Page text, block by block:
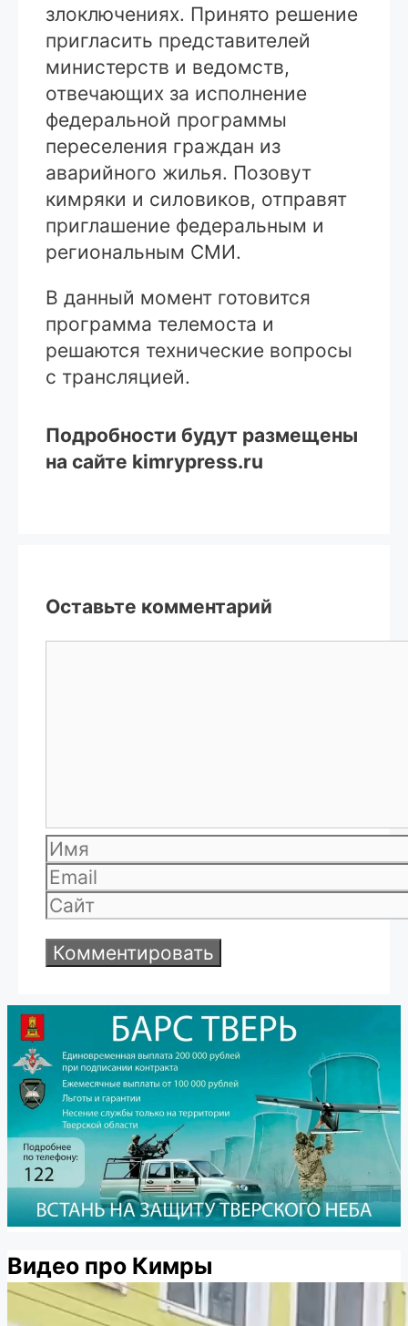
злоключениях. Принято решение
пригласить представителей
министерств и ведомств,
отвечающих за исполнение
федеральной программы
переселения граждан из
аварийного жилья. Позовут
кимряки и силовиков, отправят
приглашение федеральным и
региональным СМИ.
В данный момент готовится
программа телемоста и
решаются технические вопросы
с трансляцией.
Подробности будут размещены
на сайте kimrypress.ru
Оставьте комментарий
Имя
Email
Сайт
Видео про Кимры